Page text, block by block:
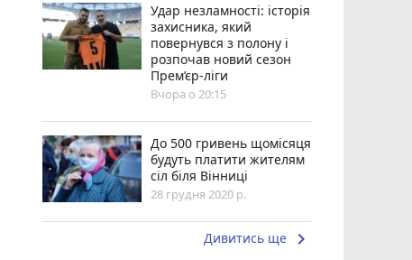
Удар незламності: історія
захисника, який
повернувся з полону і
розпочав новий сезон
Прем’єр-ліги
Вчора о 20:15
До 500 гривень щомісяця
будуть платити жителям
сіл біля Вінниці
28 грудня 2020 р.
Дивитись ще keyboard_arrow_right